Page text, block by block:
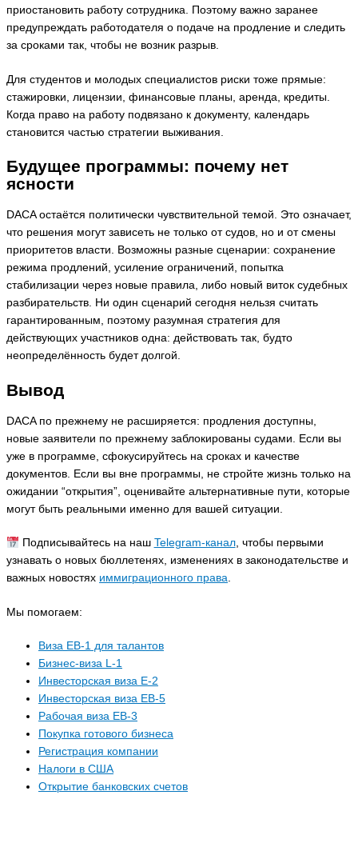
приостановить работу сотрудника. Поэтому важно заранее
предупреждать работодателя о подаче на продление и следить
за сроками так, чтобы не возник разрыв.
Для студентов и молодых специалистов риски тоже прямые:
стажировки, лицензии, финансовые планы, аренда, кредиты.
Когда право на работу подвязано к документу, календарь
становится частью стратегии выживания.
Будущее программы: почему нет
ясности
DACA остаётся политически чувствительной темой. Это означает,
что решения могут зависеть не только от судов, но и от смены
приоритетов власти. Возможны разные сценарии: сохранение
режима продлений, усиление ограничений, попытка
стабилизации через новые правила, либо новый виток судебных
разбирательств. Ни один сценарий сегодня нельзя считать
гарантированным, поэтому разумная стратегия для
действующих участников одна: действовать так, будто
неопределённость будет долгой.
Вывод
DACA по прежнему не расширяется: продления доступны,
новые заявители по прежнему заблокированы судами. Если вы
уже в программе, сфокусируйтесь на сроках и качестве
документов. Если вы вне программы, не стройте жизнь только на
ожидании “открытия”, оценивайте альтернативные пути, которые
могут быть реальными именно для вашей ситуации.
Подписывайтесь на наш Telegram-канал, чтобы первыми
узнавать о новых бюллетенях, изменениях в законодательстве и
важных новостях иммиграционного права.
Мы помогаем:
Виза EB-1 для талантов
Бизнес-виза L-1
Инвесторская виза E-2
Инвесторская виза EB-5
Рабочая виза EB-3
Покупка готового бизнеса
Регистрация компании
Налоги в США
Открытие банковских счетов